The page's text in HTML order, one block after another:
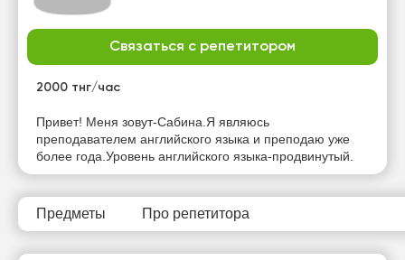
Связаться с репетитором
2000 тнг/час
Привет! Меня зовут-Сабина.Я являюсь
преподавателем английского языка и преподаю уже
более года.Уровень английского языка-продвинутый.
Предметы Про репетитора
вс
пн
Нет
свободных
часов
Нет
свободных
часов
Нет
свободных
часов
свободных
часов